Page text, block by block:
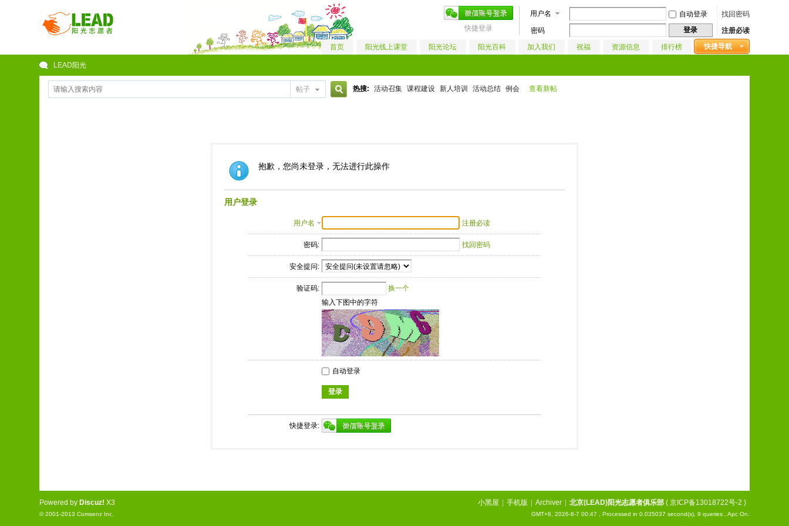
用户名 自动登录
找回密码
密码
登录 注册必读
快捷登录
快捷导航
首页 阳光线上课堂 阳光论坛 阳光百科 加入我们 祝福 资源信息 排行榜
LEAD阳光
帖子 热搜: 活动召集 课程建设 新人培训 活动总结 例会 查看新帖
抱歉，您尚未登录，无法进行此操作
用户登录
用户名 注册必读
密码: 找回密码
安全提问:
验证码:
换一个
输入下图中的字符
自动登录
登录
快捷登录:
小黑屋 手机版 Archiver 北京(LEAD)阳光志愿者俱乐部( 京ICP备13018722号-2 )
GMT+8, 2026-8-7 00:47 , Processed in 0.035037 second(s), 9 queries , Apc On.
Powered by Discuz! X3
© 2001-2013Comsenz Inc.